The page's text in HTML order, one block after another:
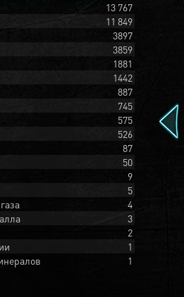
13 767
11 849
3897
3859
1881
1442
887
745
575
526
87
50
9
5
4
3
2
1
1